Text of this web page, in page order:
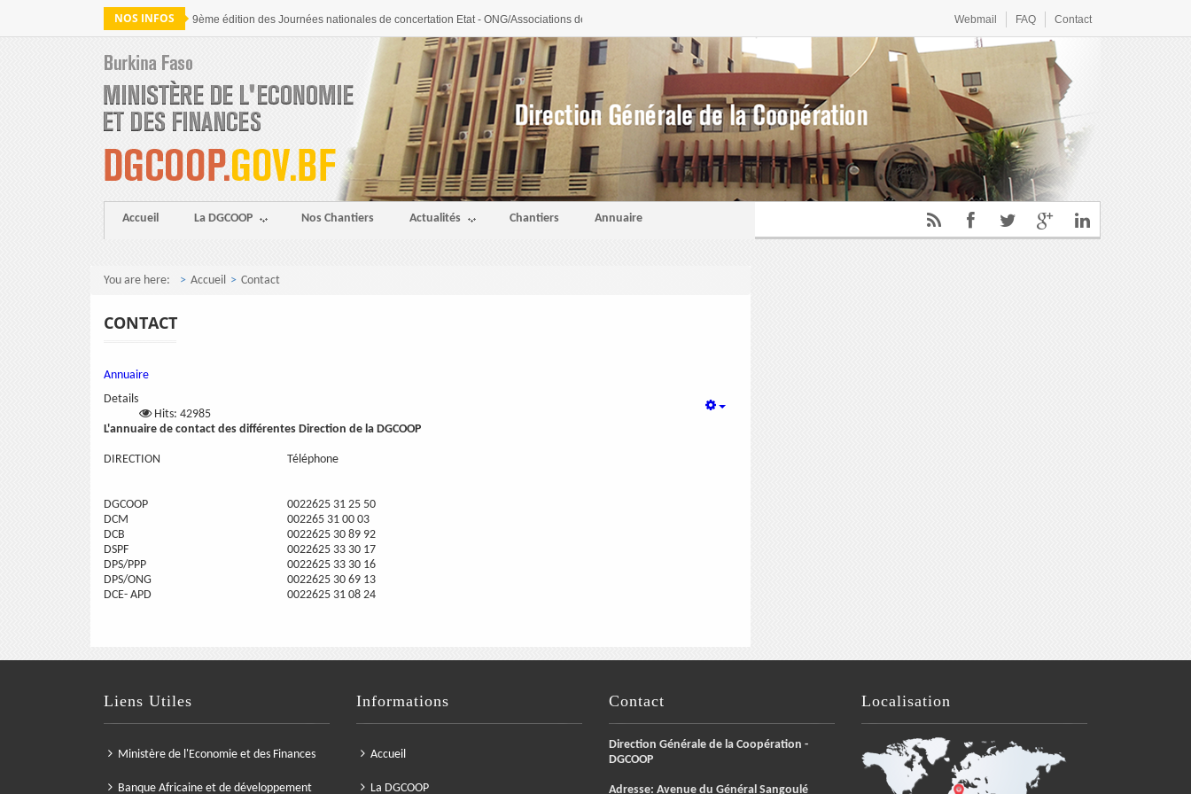
NOS INFOS 9ème édition des Journées nationales de concertation Etat - ONG/Associations de developpement et Fondations, les 16 et 17 septembre 2021 au Centre international de conférences Ouaga 2000
Webmail FAQ Contact
Accueil La DGCOOP Nos Chantiers Actualités Chantiers Annuaire
You are here: Accueil Contact
CONTACT
Annuaire
Details
Hits: 42985
L'annuaire de contact des différentes Direction de la DGCOOP
DIRECTION Téléphone
DGCOOP 0022625 31 25 50
DCM
002265 31 00 03
DCB
0022625 30 89 92
DSPF
0022625 33 30 17
DPS/PPP
0022625 33 30 16
DPS/ONG
0022625 30 69 13
DCE- APD
0022625 31 08 24
Liens Utiles
Ministère de l'Economie et des Finances
Banque Africaine et de développement
Informations
Accueil
La DGCOOP
Contact
Direction Générale de la Coopération -
DGCOOP
Adresse: Avenue du Général Sangoulé
Localisation